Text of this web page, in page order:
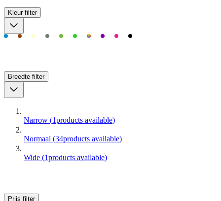
Kleur filter
Breedte filter
Narrow (1products available)
Normaal (34products available)
Wide (1products available)
Prijs filter